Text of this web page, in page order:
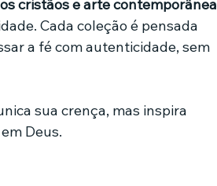
cristãos e arte contemporânea
Cada coleção é pensada
a fé com autenticidade, sem
sua crença, mas inspira
Deus.